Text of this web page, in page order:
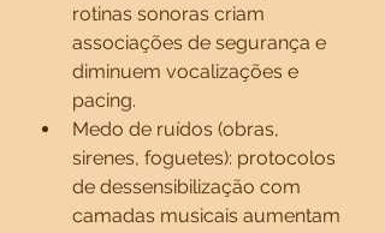
rotinas sonoras criam
associações de segurança e
diminuem vocalizações e
pacing.
Medo de ruídos (obras,
sirenes, foguetes): protocolos
de dessensibilização com
camadas musicais aumentam